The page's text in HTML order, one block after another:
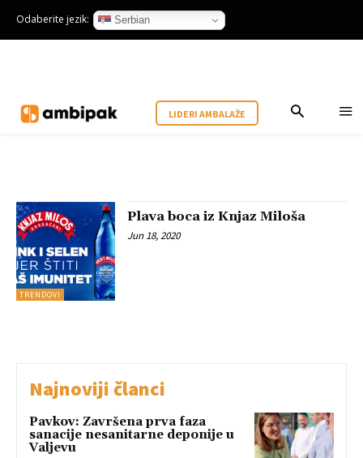
Odaberite jezik: Serbian
LIDERI AMBALAŽE
TRENDOVI
Plava boca iz Knjaz Miloša
Jun 18, 2020
Najnoviji članci
Pavkov: Završena prva faza
sanacije nesanitarne deponije u
Valjevu